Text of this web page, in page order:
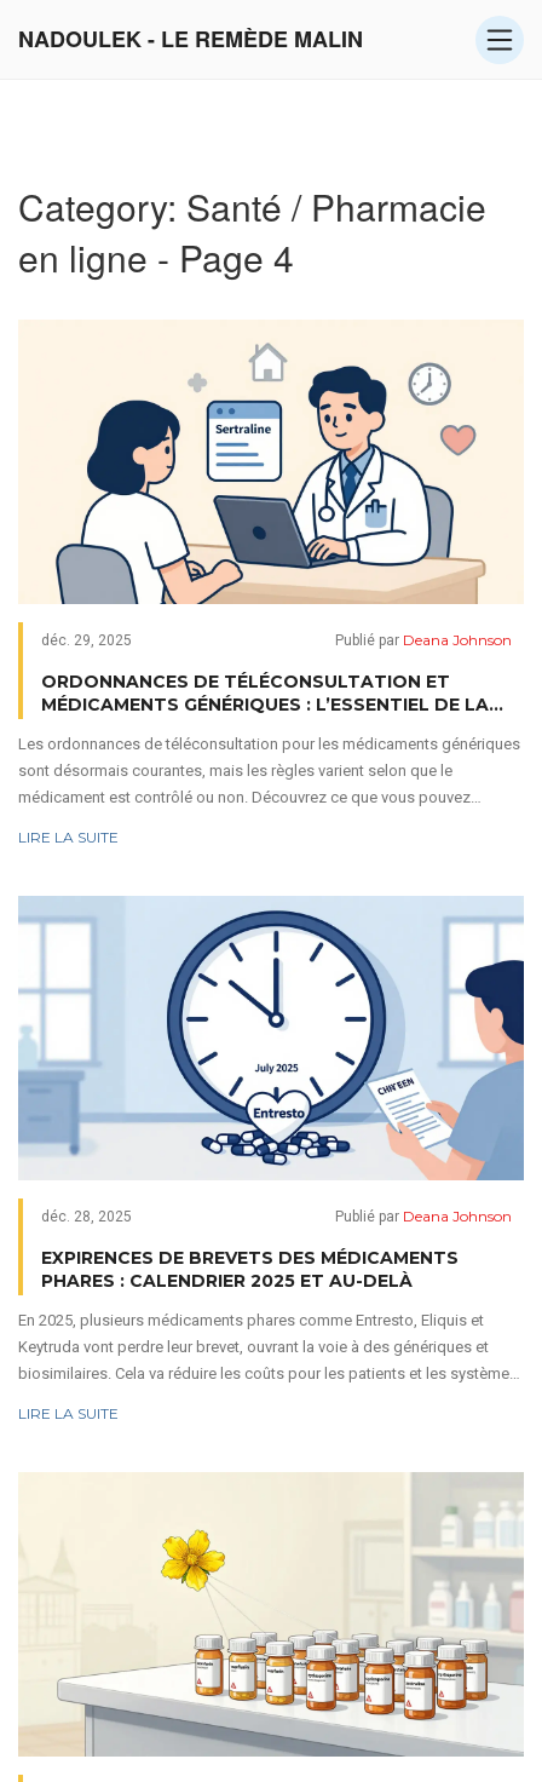
NADOULEK - LE REMÈDE MALIN
Category: Santé / Pharmacie
en ligne - Page 4
déc. 29, 2025 Publié par Deana Johnson
ORDONNANCES DE TÉLÉCONSULTATION ET
MÉDICAMENTS GÉNÉRIQUES : L’ESSENTIEL DE LA
Les ordonnances de téléconsultation pour les médicaments génériques
sont désormais courantes, mais les règles varient selon que le
médicament est contrôlé ou non. Découvrez ce que vous pouvez
LIRE LA SUITE
déc. 28, 2025 Publié par Deana Johnson
EXPIRENCES DE BREVETS DES MÉDICAMENTS
PHARES : CALENDRIER 2025 ET AU-DELÀ
En 2025, plusieurs médicaments phares comme Entresto, Eliquis et
Keytruda vont perdre leur brevet, ouvrant la voie à des génériques et
biosimilaires. Cela va réduire les coûts pour les patients et les systèmes
LIRE LA SUITE